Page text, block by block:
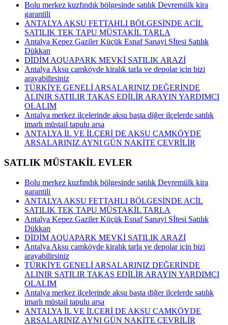
Bolu merkez kuzfındık bölgesinde satılık Devremülk kira
garantili
ANTALYA AKSU FETTAHLI BÖLGESİNDE ACİL
SATILIK TEK TAPU MÜSTAKİL TARLA
Antalya Kepez Gaziler Küçük Esnaf Sanayi Sİtesi Satılık
Dükkan
DİDİM AQUAPARK MEVKİ SATILIK ARAZİ
Antalya Aksu çamköyde kiralık tarla ve depolar için bizi
arayabilirsiniz
TÜRKİYE GENELİ ARSALARINIZ DEĞERİNDE
ALINIR SATILIR TAKAS EDİLİR ARAYIN YARDIMCI
OLALIM
Antalya merkez ilçelerinde aksu başta diğer ilçelerde satılık
imarlı müstail tapulu arsa
ANTALYA İL VE İLÇERİ DE AKSU ÇAMKÖYDE
ARSALARINIZ AYNI GÜN NAKİTE ÇEVRİLİR
SATLIK MÜSTAKİL EVLER
Bolu merkez kuzfındık bölgesinde satılık Devremülk kira
garantili
ANTALYA AKSU FETTAHLI BÖLGESİNDE ACİL
SATILIK TEK TAPU MÜSTAKİL TARLA
Antalya Kepez Gaziler Küçük Esnaf Sanayi Sİtesi Satılık
Dükkan
DİDİM AQUAPARK MEVKİ SATILIK ARAZİ
Antalya Aksu çamköyde kiralık tarla ve depolar için bizi
arayabilirsiniz
TÜRKİYE GENELİ ARSALARINIZ DEĞERİNDE
ALINIR SATILIR TAKAS EDİLİR ARAYIN YARDIMCI
OLALIM
Antalya merkez ilçelerinde aksu başta diğer ilçelerde satılık
imarlı müstail tapulu arsa
ANTALYA İL VE İLÇERİ DE AKSU ÇAMKÖYDE
ARSALARINIZ AYNI GÜN NAKİTE ÇEVRİLİR